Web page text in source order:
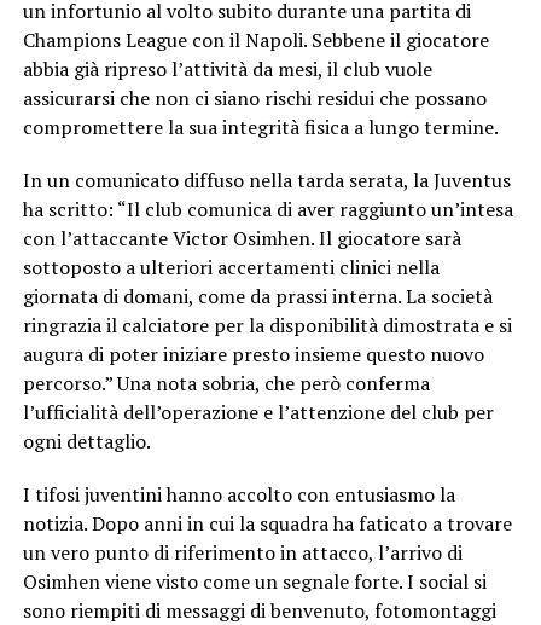
un infortunio al volto subito durante una partita di
Champions League con il Napoli. Sebbene il giocatore
abbia già ripreso l’attività da mesi, il club vuole
assicurarsi che non ci siano rischi residui che possano
compromettere la sua integrità fisica a lungo termine.
In un comunicato diffuso nella tarda serata, la Juventus
ha scritto: “Il club comunica di aver raggiunto un’intesa
con l’attaccante Victor Osimhen. Il giocatore sarà
sottoposto a ulteriori accertamenti clinici nella
giornata di domani, come da prassi interna. La società
ringrazia il calciatore per la disponibilità dimostrata e si
augura di poter iniziare presto insieme questo nuovo
percorso.” Una nota sobria, che però conferma
l’ufficialità dell’operazione e l’attenzione del club per
ogni dettaglio.
I tifosi juventini hanno accolto con entusiasmo la
notizia. Dopo anni in cui la squadra ha faticato a trovare
un vero punto di riferimento in attacco, l’arrivo di
Osimhen viene visto come un segnale forte. I social si
sono riempiti di messaggi di benvenuto, fotomontaggi